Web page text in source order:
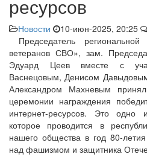
ресурсов
Новости 10-июн-2025, 20:25
Председатель региональной
ветеранов СВО», зам.
Эдуард Цеев вместе с
Васнецовым, Денисом
Александром Махневым
церемонии награждения
интернет-ресурсов. Это одно
которое проводится в
нашего общества в год 80-
над фашизмом и защитника